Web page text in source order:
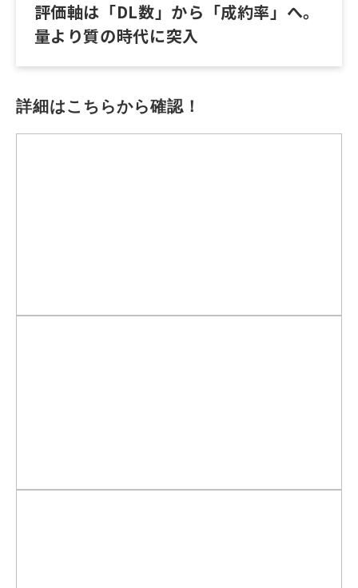
評価軸は「DL数」から「成約率」へ。
量より質の時代に突入
詳細はこちらから確認！